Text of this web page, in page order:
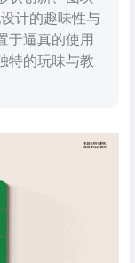
计的趣味性与
于逼真的使用
特的玩味与教